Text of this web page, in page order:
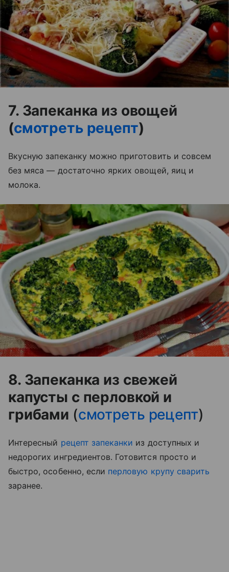
7. Запеканка из овощей
(смотреть рецепт)
Вкусную запеканку можно приготовить и совсем
без мяса — достаточно ярких овощей, яиц и
молока.
8. Запеканка из свежей
капусты с перловкой и
грибами (смотреть рецепт)
Интересный рецепт запеканки из доступных и
недорогих ингредиентов. Готовится просто и
быстро, особенно, если перловую крупу сварить
заранее.